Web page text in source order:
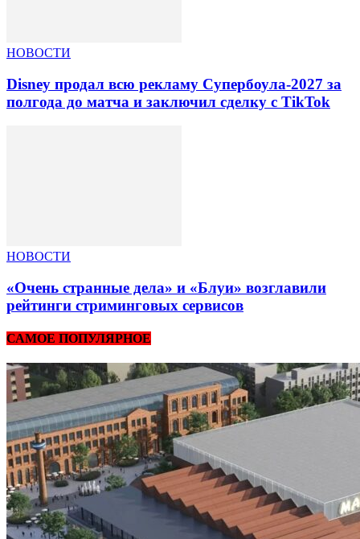
НОВОСТИ
Disney продал всю рекламу Супербоула-2027 за
полгода до матча и заключил сделку с TikTok
НОВОСТИ
«Очень странные дела» и «Блуи» возглавили
рейтинги стриминговых сервисов
САМОЕ ПОПУЛЯРНОЕ